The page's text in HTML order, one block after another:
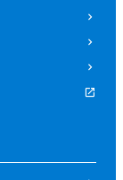
該当す
合は、
ものと
社会的組
構成員又